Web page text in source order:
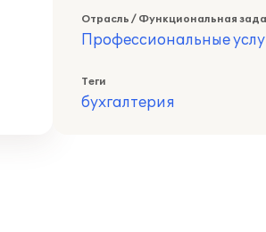
Отрасль / Функциональная
Профессиональные
Теги
бухгалтерия